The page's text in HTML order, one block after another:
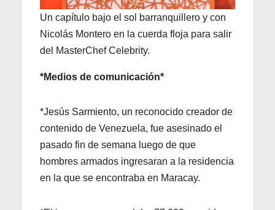
Un capítulo bajo el sol barranquillero y con
Nicolás Montero en la cuerda floja para salir
del MasterChef Celebrity.
*Medios de comunicación*
*Jesús Sarmiento, un reconocido creador de
contenido de Venezuela, fue asesinado el
pasado fin de semana luego de que
hombres armados ingresaran a la residencia
en la que se encontraba en Maracay.